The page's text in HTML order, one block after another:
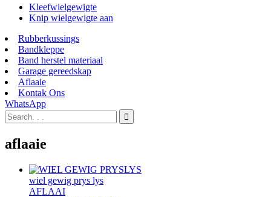
Kleefwielgewigte
Knip wielgewigte aan
Rubberkussings
Bandkleppe
Band herstel materiaal
Garage gereedskap
Aflaaie
Kontak Ons
WhatsApp
aflaaie
wiel gewig prys lys
AFLAAI